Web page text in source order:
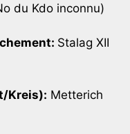
du Kdo inconnu)
Stalag XII
Kreis): Metterich